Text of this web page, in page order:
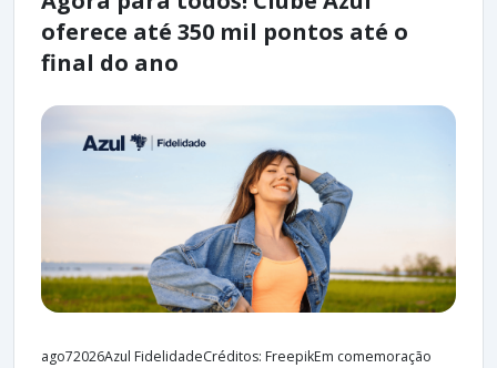
oferece até 350 mil pontos até o
final do ano
ago72026Azul FidelidadeCréditos: FreepikEm comemoração